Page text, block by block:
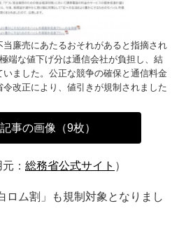
当廉売にあたるおそれがあると指摘され
端な値下げ分は通信会社が負担し、結
いました。公正な競争の確保と通信料金
改正により、値引きが規制されました
事の画像（9枚）
： 総務省公式サイト ）
ロム割」も規制対象となりまし